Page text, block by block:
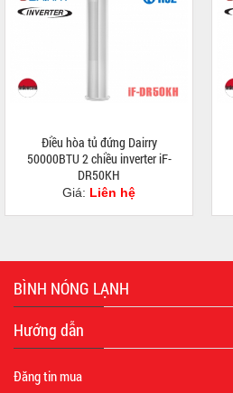
Điều hòa tủ đứng Dairry
50000BTU 2 chiều inverter iF-
DR50KH
Giá: Liên hệ
BÌNH NÓNG LẠNH
Hướng dẫn
Đăng tin mua